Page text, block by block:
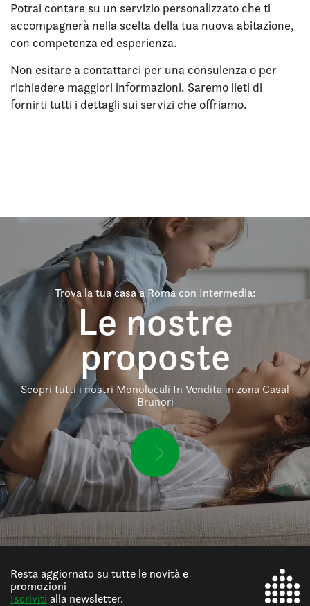
Potrai contare su un servizio personalizzato che ti
accompagnerà nella scelta della tua nuova abitazione,
con competenza ed esperienza.
Non esitare a contattarci per una consulenza o per
richiedere maggiori informazioni. Saremo lieti di
fornirti tutti i dettagli sui servizi che offriamo.
Trova la tua casa a Roma con Intermedia:
Le nostre
proposte
Scopri tutti i nostri Monolocali In Vendita in zona Casal
Brunori
Resta aggiornato su tutte le novità e
promozioni
Iscriviti alla newsletter.